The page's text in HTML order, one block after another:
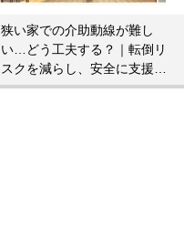
狭い家での介助動線が難し
い…どう工夫する？｜転倒リ
スクを減らし、安全に支援…